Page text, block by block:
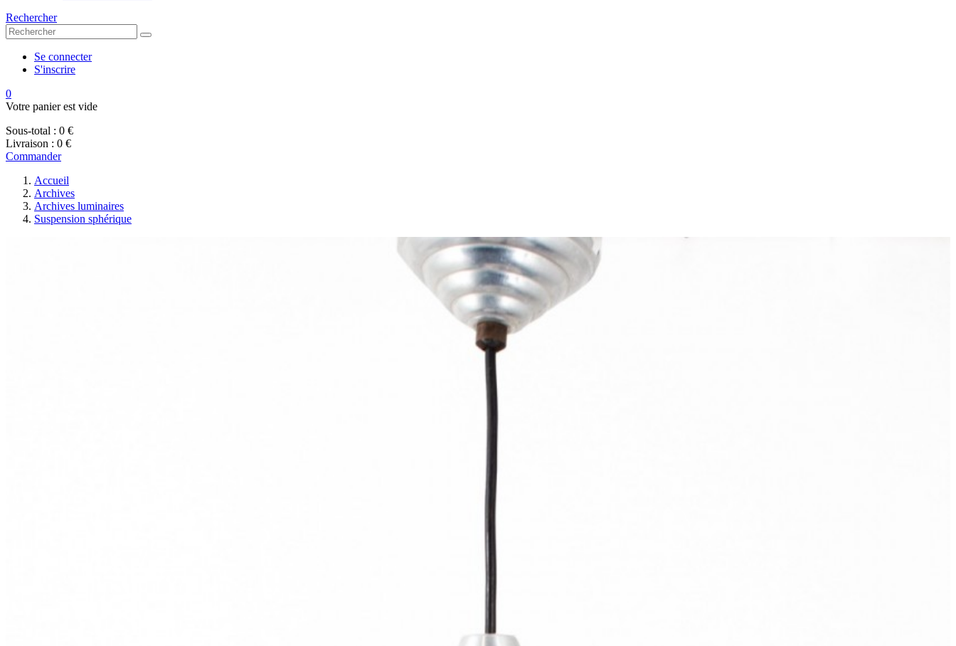
Rechercher
Se connecter
S'inscrire
0
Votre panier est vide
Sous-total : 0 €
Livraison : 0 €
Commander
Accueil
Archives
Archives luminaires
Suspension sphérique